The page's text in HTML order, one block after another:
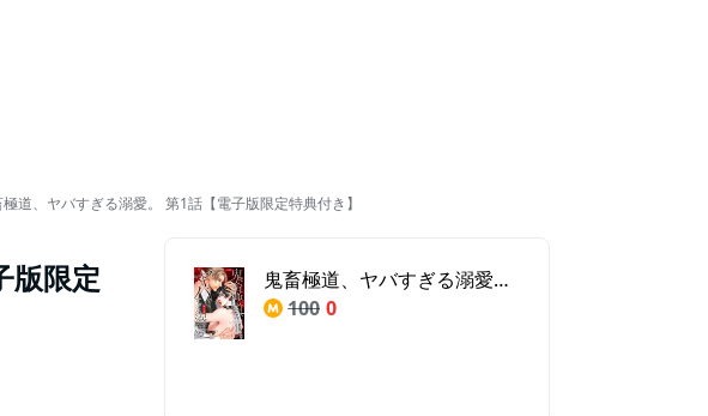
極道、ヤバすぎる溺愛。 第1話【電子版限定特典付き】
版限定
鬼畜極道、ヤバすぎる溺愛。 第1話【電子版限定特典付き】
100 0